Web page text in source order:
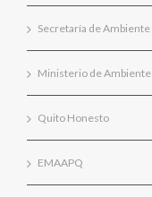
Secretaría de Ambiente
Ministerio de Ambiente
Quito Honesto
EMAAPQ